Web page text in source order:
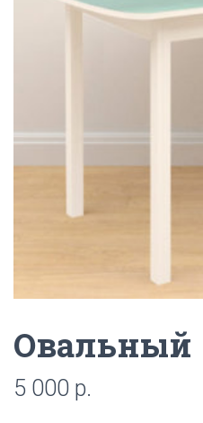
Овальный
5 000 р.